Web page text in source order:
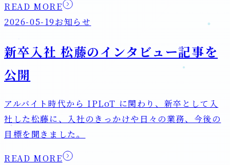
READ MORE
2026-05-19お知らせ
新卒入社 松藤のインタビュー記事を
公開
アルバイト時代から IPLoT に関わり、新卒として入
社した松藤に、入社のきっかけや日々の業務、今後の
目標を聞きました。
READ MORE